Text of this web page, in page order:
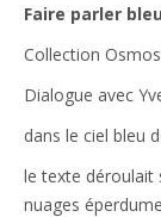
Faire parler
Collection
Dialogue avec
dans le ciel bleu
le texte déroulait
nuages